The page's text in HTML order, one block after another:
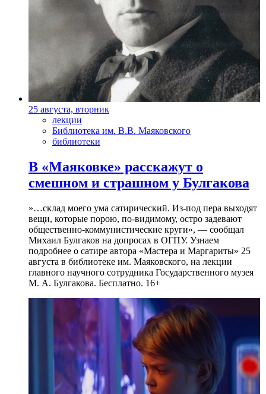
25 августа, вторник
лекции
Библиотека им. В.В. Маяковского
библиотеки
В «Маяковке» расскажут о
смешном и страшном у Булгакова
»…склад моего ума сатирический. Из-под пера выходят
вещи, которые порою, по-видимому, остро задевают
общественно-коммунистические круги», — сообщал
Михаил Булгаков на допросах в ОГПУ. Узнаем
подробнее о сатире автора «Мастера и Маргариты» 25
августа в библиотеке им. Маяковского, на лекции
главного научного сотрудника Государственного музея
М. А. Булгакова. Бесплатно. 16+